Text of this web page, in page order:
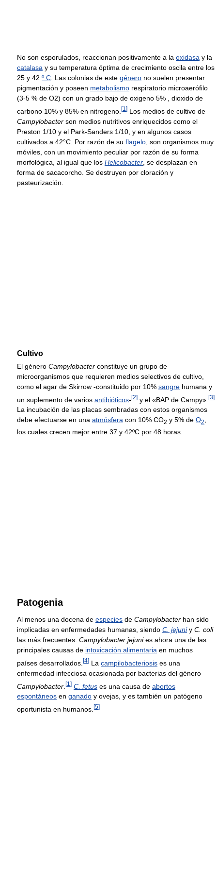
No son esporulados, reaccionan positivamente a la oxidasa y la
catalasa y su temperatura óptima de crecimiento oscila entre los
25 y 42 º C . Las colonias de este género no suelen presentar
pigmentación y poseen metabolismo respiratorio microaerófilo
(3-5 % de O2) con un grado bajo de oxigeno 5% , dioxido de
carbono 10% y 85% en nitrogeno. [1 ] Los medios de cultivo de
Campylobacter son medios nutritivos enriquecidos como el
Preston 1/10 y el Park-Sanders 1/10, y en algunos casos
cultivados a 42°C. Por razón de su flagelo , son organismos muy
móviles, con un movimiento peculiar por razón de su forma
morfológica, al igual que los Helicobacter , se desplazan en
forma de sacacorcho. Se destruyen por cloración y
pasteurización.
Cultivo
El género Campylobacter constituye un grupo de
microorganismos que requieren medios selectivos de cultivo,
como el agar de Skirrow -constituido por 10% sangre humana y
un suplemento de varios antibióticos-[2] y el «BAP de Campy». [3]
La incubación de las placas sembradas con estos organismos
debe efectuarse en una atmósfera con 10% CO2 y 5% de O2,
los cuales crecen mejor entre 37 y 42ºC por 48 horas.
Patogenia
Al menos una docena de especies de Campylobacter han sido
implicadas en enfermedades humanas, siendo C. jejuniy C. coli
las más frecuentes. Campylobacter jejunies ahora una de las
principales causas de intoxicación alimentaria en muchos
países desarrollados. [4] La campilobacteriosis es una
enfermedad infecciosa ocasionada por bacterias del género
Campylobacter [1 ] C. fetus es una causa de abortos
espontáneos en ganado y ovejas, y es también un patógeno
oportunista en humanos. [5]